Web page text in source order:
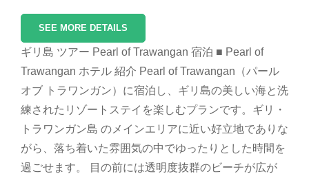
SEE MORE DETAILS
ギリ島 ツアー Pearl of Trawangan 宿泊 ■ Pearl of
Trawangan ホテル 紹介 Pearl of Trawangan（パール
オブ トラワンガン）に宿泊し、ギリ島の美しい海と洗
練されたリゾートステイを楽しむプランです。ギリ・
トラワンガン島 のメインエリアに近い好立地でありな
がら、落ち着いた雰囲気の中でゆったりとした時間を
過ごせます。 目の前には透明度抜群のビーチが広が